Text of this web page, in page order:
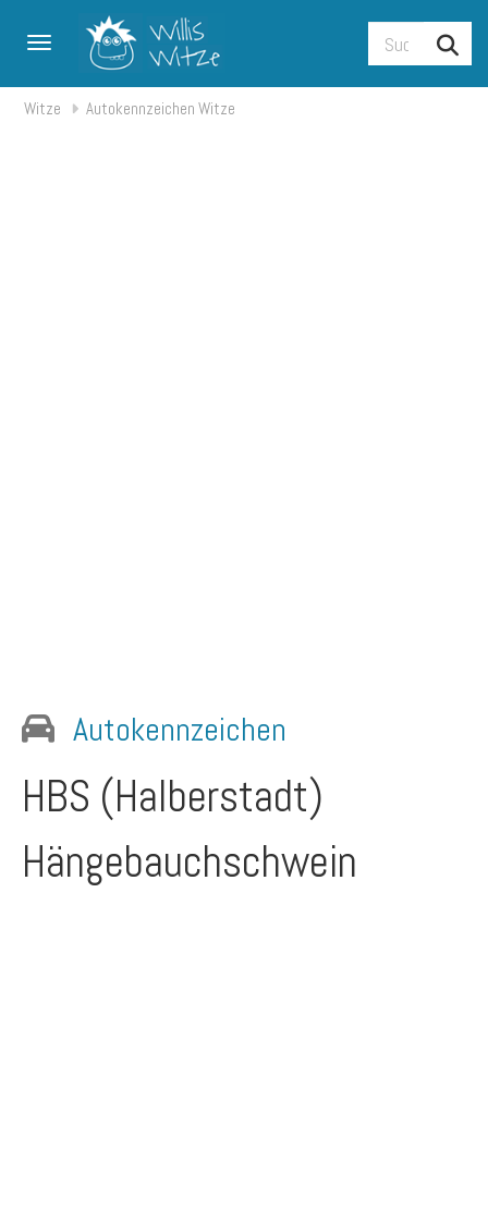
Toggle navigation
Witze Autokennzeichen Witze
Autokennzeichen
HBS (Halberstadt)
Hängebauchschwein